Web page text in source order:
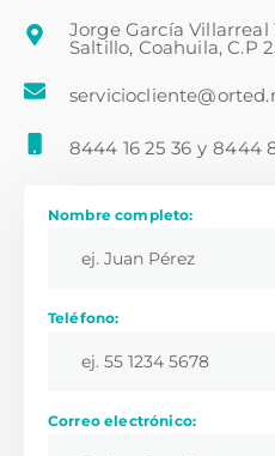
Jorge García Villarreal
Saltillo, Coahuila, C.P
8444 16 25 36 y 8444
Nombre completo:
Teléfono:
Correo electrónico: